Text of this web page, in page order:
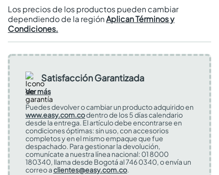
Los precios de los productos pueden cambiar
dependiendo de la regiónAplican Términos y
Condiciones.
Satisfacción Garantizada
Ver más
Puedes devolver o cambiar un producto adquirido en
www.easy.com.codentro de los 5 días calendario
desde la entrega. El artículo debe encontrarse en
condiciones óptimas: sin uso, con accesorios
completos y en el mismo empaque que fue
despachado. Para gestionar la devolución,
comunícate a nuestra línea nacional: 01 8000
180340, llama desde Bogotá al 746 0340, o envía un
correo aclientes@easy.com.co.